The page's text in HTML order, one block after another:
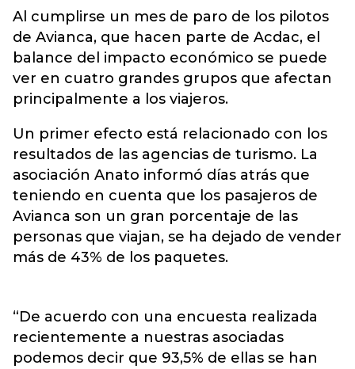
Al cumplirse un mes de paro de los pilotos
de Avianca, que hacen parte de Acdac, el
balance del impacto económico se puede
ver en cuatro grandes grupos que afectan
principalmente a los viajeros.
Un primer efecto está relacionado con los
resultados de las agencias de turismo. La
asociación Anato informó días atrás que
teniendo en cuenta que los pasajeros de
Avianca son un gran porcentaje de las
personas que viajan, se ha dejado de vender
más de 43% de los paquetes.
“De acuerdo con una encuesta realizada
recientemente a nuestras asociadas
podemos decir que 93,5% de ellas se han